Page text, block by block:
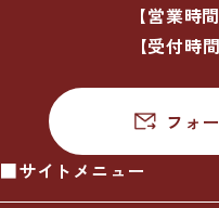
【営業時
【受付時
フォ
■サイトメニュー